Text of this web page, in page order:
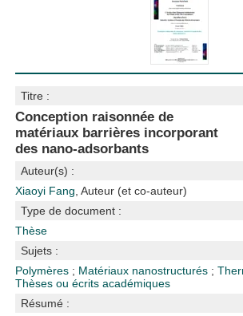
Titre :
Conception raisonnée de
matériaux barrières incorporant
des nano-adsorbants
Auteur(s) :
Xiaoyi Fang , Auteur (et co-auteur)
Type de document :
Thèse
Sujets :
Polymères ; Matériaux nanostructurés ;
Thèses ou écrits académiques
Résumé :